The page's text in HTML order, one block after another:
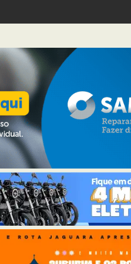
revitaliza 12 km de trilhas